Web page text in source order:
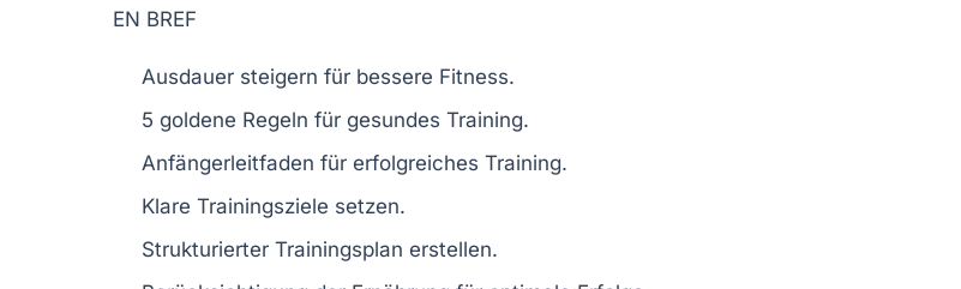
EN BREF
Ausdauer steigern für bessere Fitness.
5 goldene Regeln für gesundes Training.
Anfängerleitfaden für erfolgreiches Training.
Klare Trainingsziele setzen.
Strukturierter Trainingsplan erstellen.